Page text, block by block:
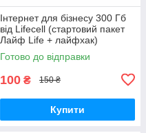
Інтернет для бізнесу 300 Гб
від Lifecell (стартовий пакет
Лайф Life + лайфхак)
Готово до відправки
100 ₴ 150 ₴
Купити